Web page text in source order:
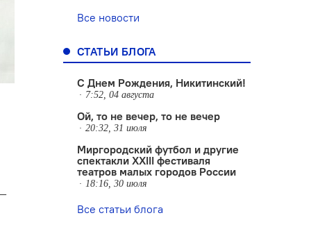
Все новости
СТАТЬИ БЛОГА
С Днем Рождения, Никитинский!
7:52, 04 августа
Ой, то не вечер, то не вечер
20:32, 31 июля
Миргородский футбол и другие
спектакли XXIII фестиваля
театров малых городов России
18:16, 30 июля
Все статьи блога